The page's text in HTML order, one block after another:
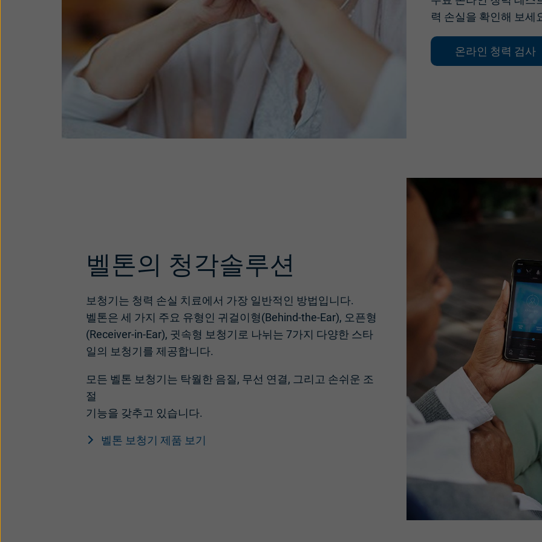
력 손실을 확인해 보세
온라인 청력 검사
벨톤의 청각솔루션
보청기는 청력 손실 치료에서 가장 일반적인 방법입니다.
벨톤은 세 가지 주요 유형인 귀걸이형(Behind-the-Ear), 오픈형
(Receiver-in-Ear), 귓속형 보청기로 나뉘는 7가지 다양한 스타
일의 보청기를 제공합니다.
모든 벨톤 보청기는 탁월한 음질, 무선 연결, 그리고 손쉬운 조
절
기능을 갖추고 있습니다.
벨톤 보청기 제품 보기